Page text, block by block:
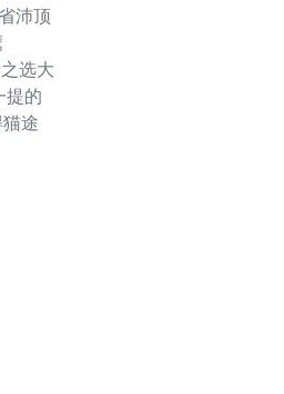
沛顶
选大
提的
途